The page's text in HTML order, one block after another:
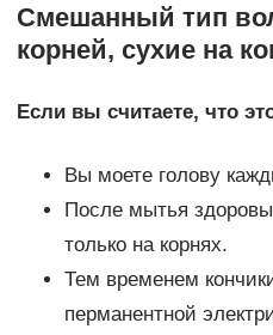
Смешанный тип
корней, сухие на
Если вы считаете, что
Вы моете голову
После мытья
только на корнях.
Тем временем
перманентной